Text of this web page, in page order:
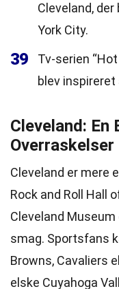
Cleveland,
York City.
39
Tv-serien
blev
Cleveland: En
Overraskelser
Cleveland er mere
Rock and Roll Hall
Cleveland
smag. Sportsfans
Browns, Cavaliers
elske Cuyahoga